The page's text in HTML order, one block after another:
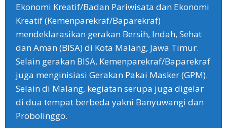
Ekonomi Kreatif/Badan Pariwisata dan Ekonomi
Kreatif (Kemenparekraf/Baparekraf)
mendeklarasikan gerakan Bersih, Indah, Sehat
dan Aman (BISA) di Kota Malang, Jawa Timur.
Selain gerakan BISA, Kemenparekraf/Baparekraf
juga menginisiasi Gerakan Pakai Masker (GPM).
Selain di Malang, kegiatan serupa juga digelar
di dua tempat berbeda yakni Banyuwangi dan
Probolinggo.